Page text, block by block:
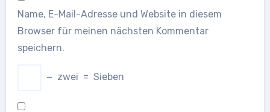
Name, E-Mail-Adresse und Website in diesem
Browser für meinen nächsten Kommentar
speichern.
− zwei = Sieben